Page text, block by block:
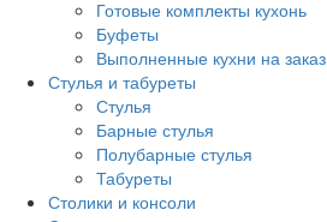
Готовые комплекты кухонь
Буфеты
Выполненные кухни на заказ
Стулья и табуреты
Стулья
Барные стулья
Полубарные стулья
Табуреты
Столики и консоли